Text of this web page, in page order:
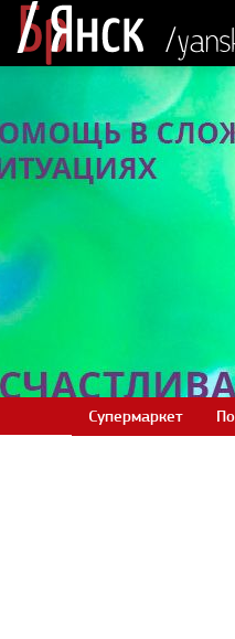
Супермаркет